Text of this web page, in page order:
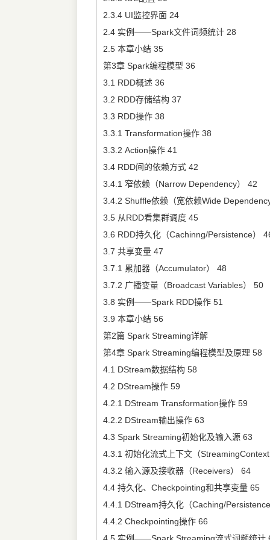
2.3.4 UI监控界面 24
2.4 实例——Spark文件词频统计 28
2.5 本章小结 35
第3章 Spark编程模型 36
3.1 RDD概述 36
3.2 RDD存储结构 37
3.3 RDD操作 38
3.3.1 Transformation操作 38
3.3.2 Action操作 41
3.4 RDD间的依赖方式 42
3.4.1 窄依赖（Narrow Dependency） 42
3.4.2 Shuffle依赖（宽依赖Wide
3.5 从RDD看集群调度 45
3.6 RDD持久化（Cachinng/Persistence）
3.7 共享变量 47
3.7.1 累加器（Accumulator） 48
3.7.2 广播变量（Broadcast Variables） 50
3.8 实例——Spark RDD操作 51
3.9 本章小结 56
第2篇 Spark Streaming详解
第4章 Spark Streaming编程模型及原理 58
4.1 DStream数据结构 58
4.2 DStream操作 59
4.2.1 DStream Transformation操作 59
4.2.2 DStream输出操作 63
4.3 Spark Streaming初始化及输入源 63
4.3.1 初始化流式上下文（
4.3.2 输入源及接收器（Receivers） 64
4.4 持久化、Checkpointing和共享变量 65
4.4.1 DStream持久化（Caching/
4.4.2 Checkpointing操作 66